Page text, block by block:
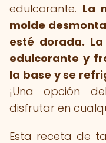
edulcorante. La
molde
esté dorada.
edulcorante y
la base y se
¡Una opción
disfrutar en
Esta receta de